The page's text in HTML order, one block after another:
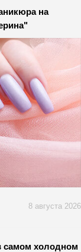
на
8 августа 2026
самом холодном